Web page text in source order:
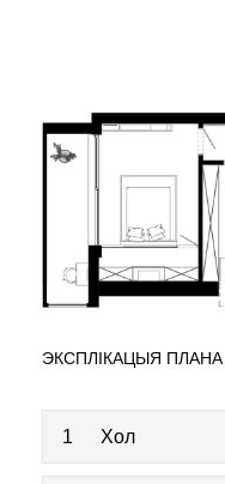
ЭКСПЛІКАЦЫЯ ПЛАНА
1 Хол